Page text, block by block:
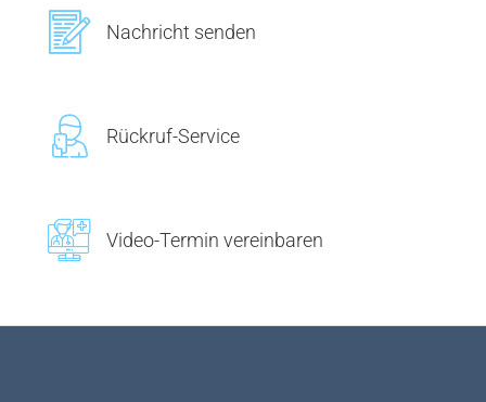
Nachricht senden
Rückruf-Service
Video-Termin vereinbaren